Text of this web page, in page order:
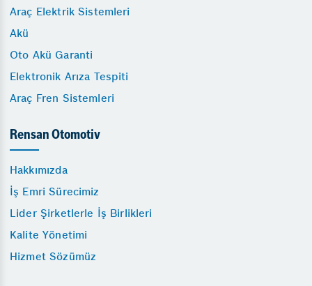
Araç Elektrik Sistemleri
Akü
Oto Akü Garanti
Elektronik Arıza Tespiti
Araç Fren Sistemleri
Rensan Otomotiv
Hakkımızda
İş Emri Sürecimiz
Lider Şirketlerle İş Birlikleri
Kalite Yönetimi
Hizmet Sözümüz